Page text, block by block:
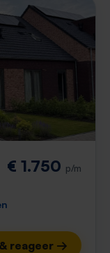
€ 1.750 p/m
reageer →